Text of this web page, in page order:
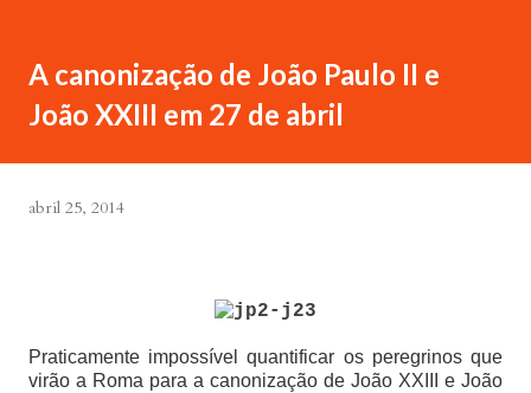
A canonização de João Paulo II e
João XXIII em 27 de abril
abril 25, 2014
Praticamente impossível quantificar os peregrinos que
virão a Roma para a canonização de João XXIII e João